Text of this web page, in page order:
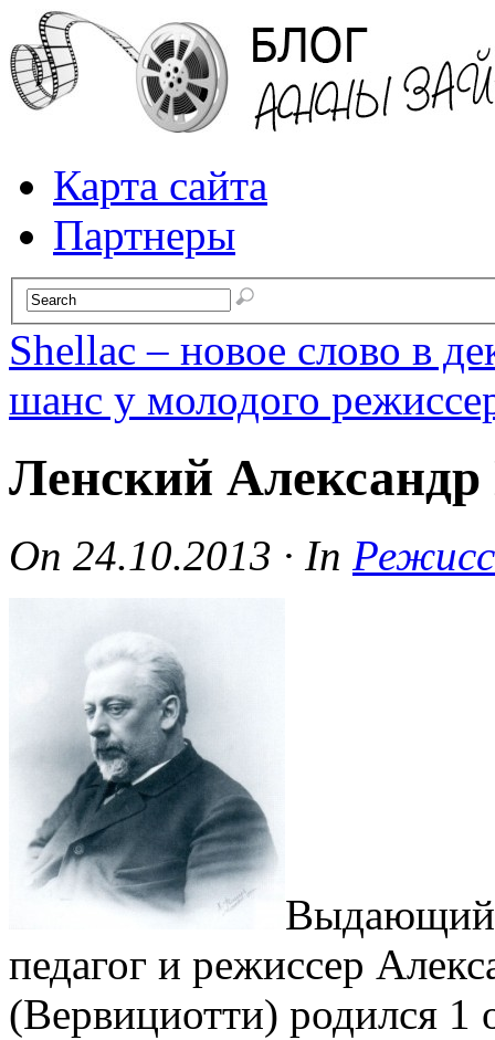
Карта сайта
Партнеры
Shellac – новое слово в
шанс у молодого
Ленский
On 24.10.2013 · In
педагог и режиссер
(Вервициотти) родился 1